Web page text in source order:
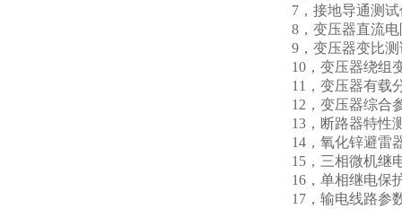
7，接地导
8，变压器直
9，变压器
10，变压器绕
11，变压器有
12，变压器
13，断路
14，氧化锌避
15，三相微
16，单相继
17，输电线